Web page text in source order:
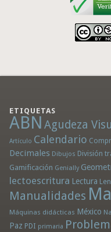
ETIQUETAS
ABN Agudeza
Artículo Calendario
Decimales Dibujos División
Gamificación Genially
lectoescritura Lectura
Manualidades
Máquinas didácticas México
Paz PDI primaria